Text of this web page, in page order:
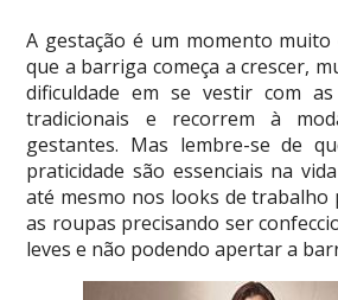
A gestação é um momento muito
que a barriga começa a crescer,
dificuldade em se vestir com
tradicionais e recorrem à
gestantes. Mas lembre-se de
praticidade são essenciais na
até mesmo nos looks de trabalho
as roupas precisando ser
leves e não podendo apertar a